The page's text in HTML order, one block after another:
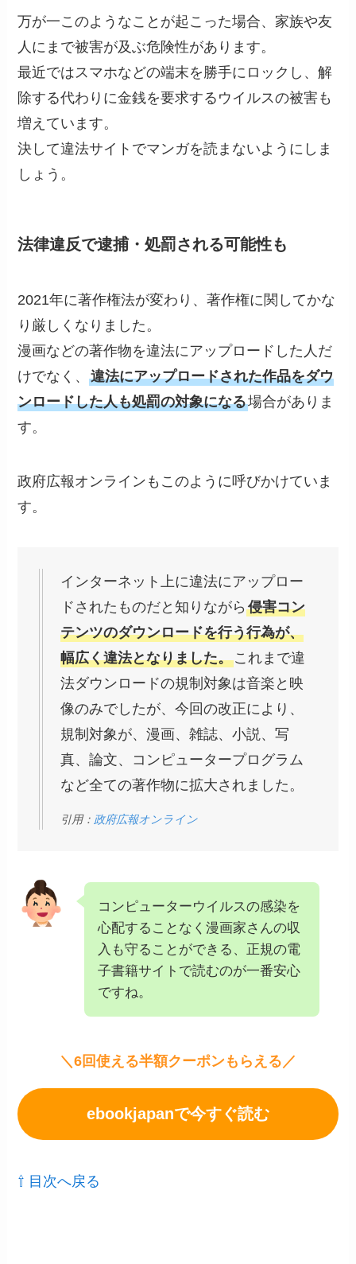
万が一このようなことが起こった場合、家族や友
人にまで被害が及ぶ危険性があります。
最近ではスマホなどの端末を勝手にロックし、解
除する代わりに金銭を要求するウイルスの被害も
増えています。
決して違法サイトでマンガを読まないようにしま
しょう。
法律違反で逮捕・処罰される可能性も
2021年に著作権法が変わり、著作権に関してかな
り厳しくなりました。
漫画などの著作物を違法にアップロードした人だ
けでなく、違法にアップロードされた作品をダウ
ンロードした人も処罰の対象になる場合がありま
す。
政府広報オンラインもこのように呼びかけていま
す。
インターネット上に違法にアップロー
ドされたものだと知りながら侵害コン
テンツのダウンロードを行う行為が、
幅広く違法となりました。これまで違
法ダウンロードの規制対象は音楽と映
像のみでしたが、今回の改正により、
規制対象が、漫画、雑誌、小説、写
真、論文、コンピュータープログラム
など全ての著作物に拡大されました。
引用： 政府広報オンライン
コンピューターウイルスの感染を
心配することなく漫画家さんの収
入も守ることができる、正規の電
子書籍サイトで読むのが一番安心
ですね。
＼6回使える半額クーポンもらえる／
ebookjapanで今すぐ読む
⇧ 目次へ戻る